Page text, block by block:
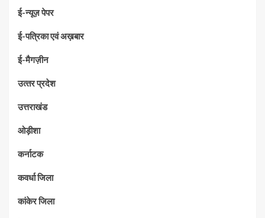
ई-न्यूज़ पेपर
ई-पत्रिका एवं अख़बार
ई-मैगज़ीन
उत्‍तर प्रदेश
उत्तराखंड
ओड़ीशा
कर्नाटक
कवर्धा जिला
कांकेर जिला